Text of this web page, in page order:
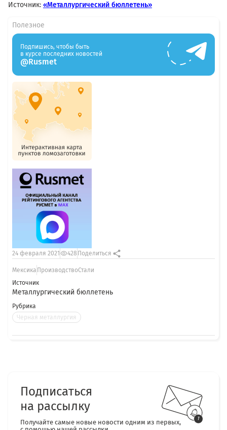
Источник: «Металлургический бюллетень»
Источник
Металлургический бюллетень
Рубрика
Черная металлургия
24 февраля 2021 428 Поделиться
Мексика ПроизводствоСтали
Полезное
Подпишись, чтобы быть
в курсе последних новостей
@Rusmet
Подписаться
на рассылку
Получайте самые новые новости одним из первых,